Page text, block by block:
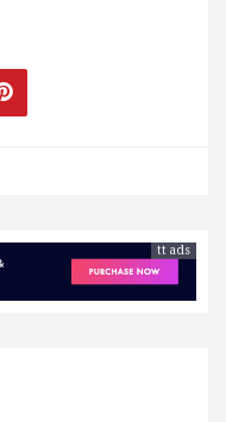
tt ads